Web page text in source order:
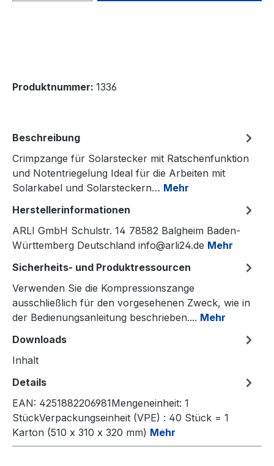
Produktnummer: 1336
Beschreibung
Crimpzange für Solarstecker mit Ratschenfunktion
und Notentriegelung Ideal für die Arbeiten mit
Solarkabel und Solarsteckern… Mehr
Herstellerinformationen
ARLI GmbH Schulstr. 14 78582 Balgheim Baden-
Württemberg Deutschland info@arli24.de Mehr
Sicherheits- und Produktressourcen
Verwenden Sie die Kompressionszange
ausschließlich für den vorgesehenen Zweck, wie in
der Bedienungsanleitung beschrieben.... Mehr
Downloads
Inhalt
Details
EAN: 4251882206981Mengeneinheit: 1
StückVerpackungseinheit (VPE) : 40 Stück = 1
Karton (510 x 310 x 320 mm) Mehr